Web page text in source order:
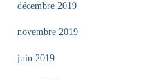
décembre 2019
novembre 2019
juin 2019